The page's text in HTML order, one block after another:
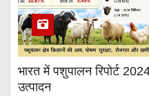
भारत में पशुपालन रिपोर्ट
उत्पादन